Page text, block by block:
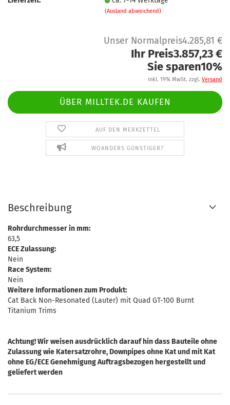
(Ausland abweichend)
Unser Normalpreis4.285,81 €
Ihr Preis3.857,23 €
Sie sparen10%
inkl. 19% MwSt. zzgl. Versand
ÜBER MILLTEK.DE KAUFEN
AUF DEN MERKZETTEL
WOANDERS GÜNSTIGER?
Beschreibung
Rohrdurchmesser in mm:
63,5
ECE Zulassung:
Nein
Race System:
Nein
Weitere Informationen zum Produkt:
Cat Back Non-Resonated (Lauter) mit Quad GT-100 Burnt
Titanium Trims
Achtung! Wir weisen ausdrücklich darauf hin dass Bauteile ohne
Zulassung wie Katersatzrohre, Downpipes ohne Kat und mit Kat
ohne EG/ECE Genehmigung Auftragsbezogen hergestellt und
geliefert werden